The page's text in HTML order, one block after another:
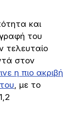
και
του
τελευταίο
στον
η πιο ακριβή
, με το